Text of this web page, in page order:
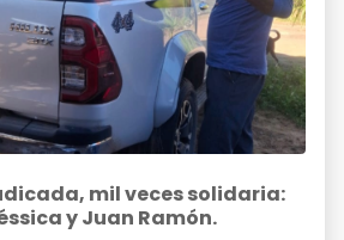
mil veces solidaria:
y Juan Ramón.